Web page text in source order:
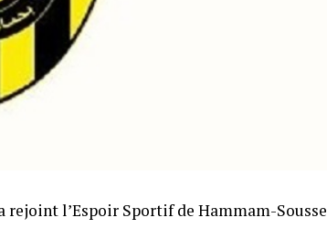
rejoint l’Espoir Sportif de Hammam-Sousse